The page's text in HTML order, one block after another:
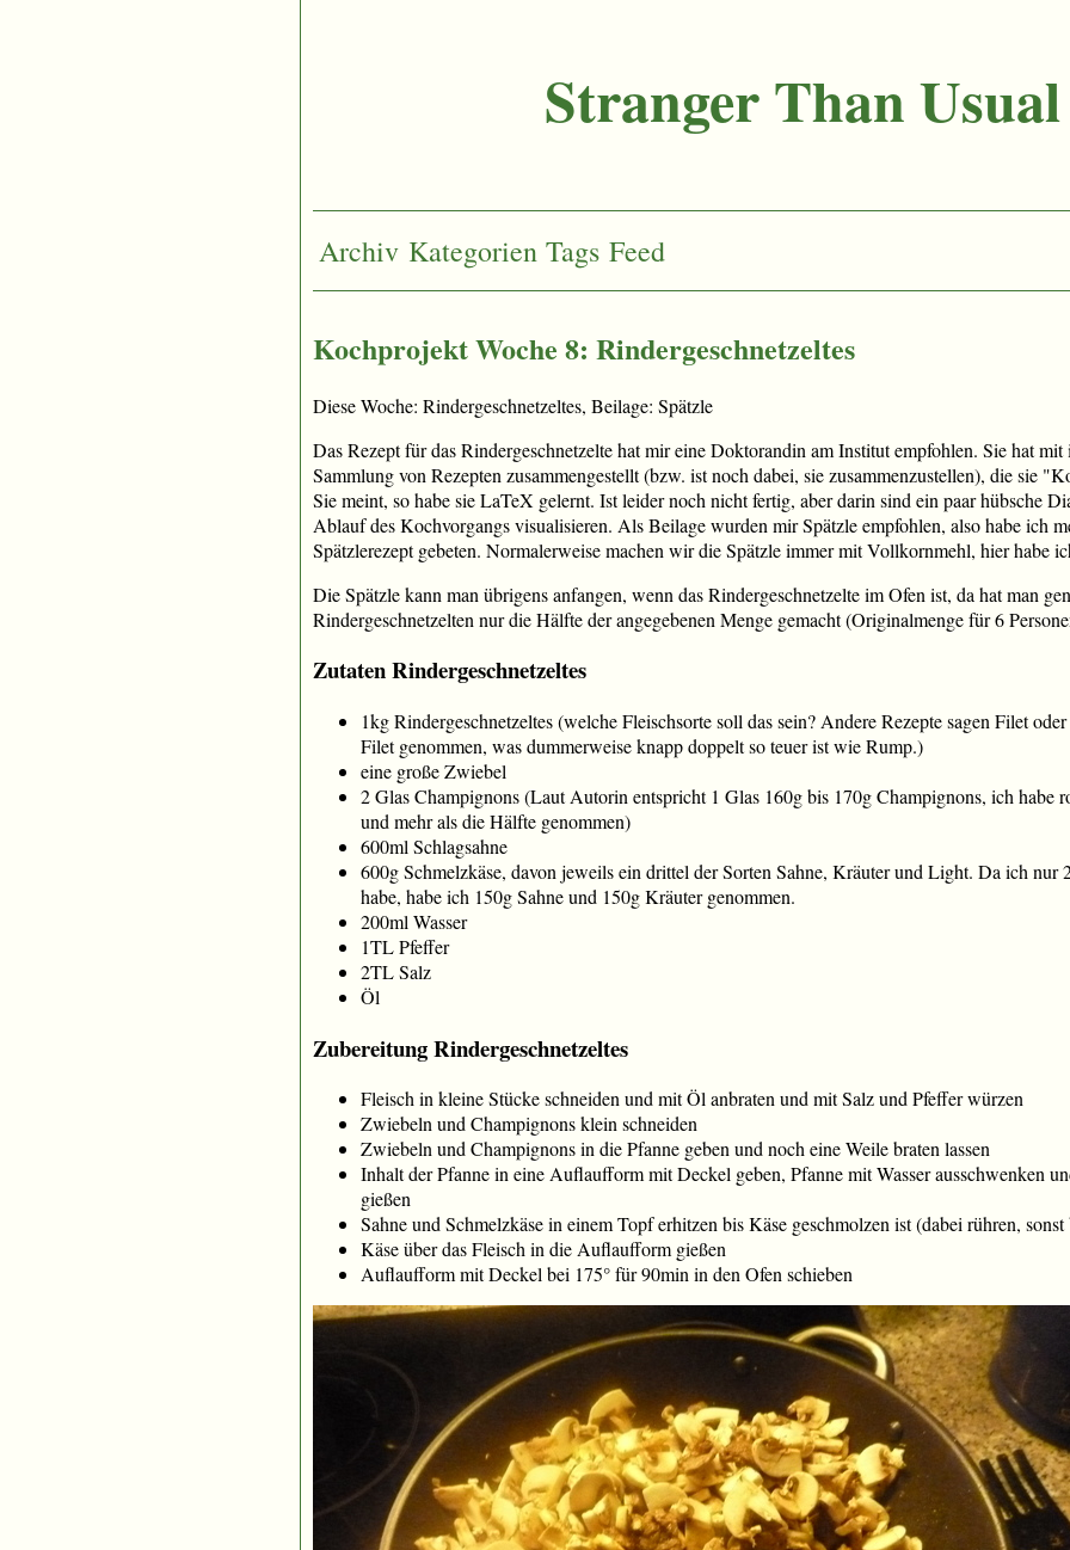
Stranger Than Usual
Archiv Kategorien Tags Feed
Kochprojekt Woche 8: Rindergeschnetzeltes
Diese Woche: Rindergeschnetzeltes, Beilage: Spätzle
Das Rezept für das Rindergeschnetzelte hat mir eine Doktorandin am Institut empfohlen. Sie hat
Sammlung von Rezepten zusammengestellt (bzw. ist noch dabei, sie zusammenzustellen), die sie
Sie meint, so habe sie LaTeX gelernt. Ist leider noch nicht fertig, aber darin sind ein paar hübsche
Ablauf des Kochvorgangs visualisieren. Als Beilage wurden mir Spätzle empfohlen, also habe ich
Spätzlerezept gebeten. Normalerweise machen wir die Spätzle immer mit Vollkornmehl, hier habe
Die Spätzle kann man übrigens anfangen, wenn das Rindergeschnetzelte im Ofen ist, da hat man
Rindergeschnetzelten nur die Hälfte der angegebenen Menge gemacht (Originalmenge für 6
Zutaten Rindergeschnetzeltes
1kg Rindergeschnetzeltes (welche Fleischsorte soll das sein? Andere Rezepte sagen Filet
Filet genommen, was dummerweise knapp doppelt so teuer ist wie Rump.)
eine große Zwiebel
2 Glas Champignons (Laut Autorin entspricht 1 Glas 160g bis 170g Champignons, ich habe
und mehr als die Hälfte genommen)
600ml Schlagsahne
600g Schmelzkäse, davon jeweils ein drittel der Sorten Sahne, Kräuter und Light. Da ich nur
habe, habe ich 150g Sahne und 150g Kräuter genommen.
200ml Wasser
1TL Pfeffer
2TL Salz
Öl
Zubereitung Rindergeschnetzeltes
Fleisch in kleine Stücke schneiden und mit Öl anbraten und mit Salz und Pfeffer würzen
Zwiebeln und Champignons klein schneiden
Zwiebeln und Champignons in die Pfanne geben und noch eine Weile braten lassen
Inhalt der Pfanne in eine Auflaufform mit Deckel geben, Pfanne mit Wasser ausschwenken
gießen
Sahne und Schmelzkäse in einem Topf erhitzen bis Käse geschmolzen ist (dabei rühren,
Käse über das Fleisch in die Auflaufform gießen
Auflaufform mit Deckel bei 175° für 90min in den Ofen schieben